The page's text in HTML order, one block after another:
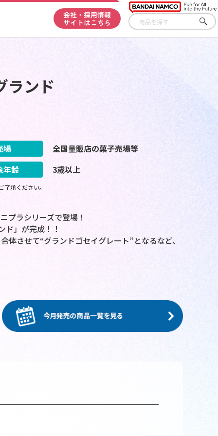
会社・採用情報
サイトはこちら
さが
す
ンド
場
全国量販店の菓子売場等
年齢
3歳以上
承ください。
プラシリーズで登場！
」が完成！！
させて“グランドゴセイグレート”となるなど、